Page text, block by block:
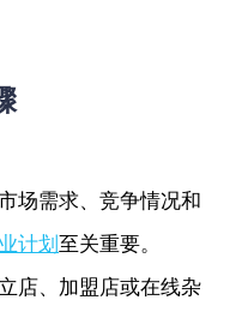
场需求、竞争情况和
计划至关重要。
店、加盟店或在线杂